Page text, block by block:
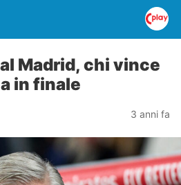
Madrid, chi vince
in finale
3 anni fa